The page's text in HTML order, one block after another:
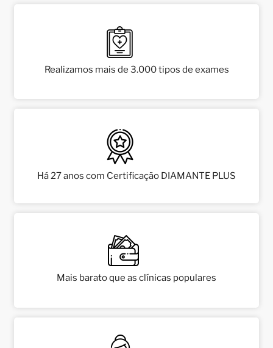
Realizamos mais de 3.000 tipos de exames
Há 27 anos com Certificação DIAMANTE PLUS
Mais barato que as clínicas populares